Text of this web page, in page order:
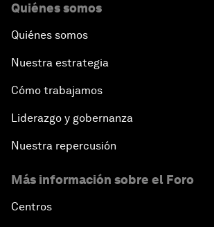
Quiénes somos
Quiénes somos
Nuestra estrategia
Cómo trabajamos
Liderazgo y gobernanza
Nuestra repercusión
Más información sobre el Foro
Centros